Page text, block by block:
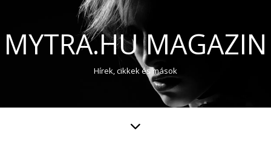
MYTRA.HU MAGAZIN
Hírek, cikkek és mások